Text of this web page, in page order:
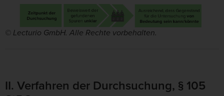
© Lecturio GmbH. Alle Rechte vorbehalten.
II. Verfahren der Durchsuchung, § 105